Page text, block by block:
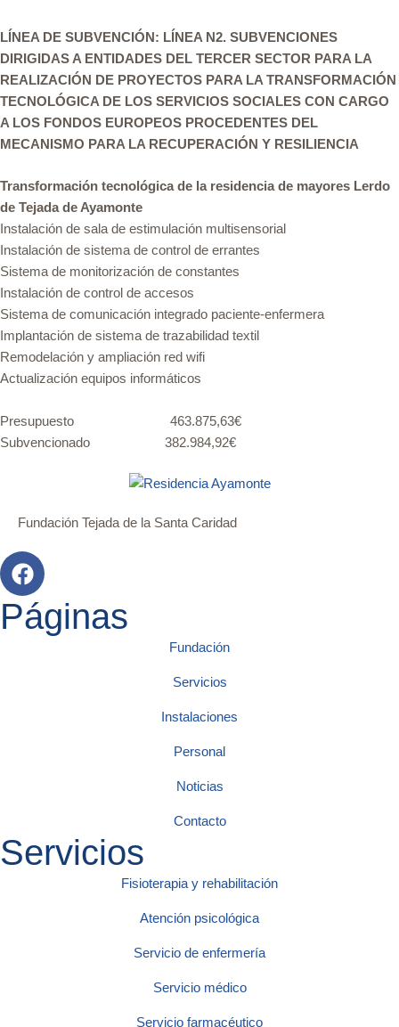
LÍNEA DE SUBVENCIÓN: LÍNEA N2. SUBVENCIONES
DIRIGIDAS A ENTIDADES DEL TERCER SECTOR PARA LA
REALIZACIÓN DE PROYECTOS PARA LA TRANSFORMACIÓN
TECNOLÓGICA DE LOS SERVICIOS SOCIALES CON CARGO
A LOS FONDOS EUROPEOS PROCEDENTES DEL
MECANISMO PARA LA RECUPERACIÓN Y RESILIENCIA
Transformación tecnológica de la residencia de mayores Lerdo
de Tejada de Ayamonte
Instalación de sala de estimulación multisensorial
Instalación de sistema de control de errantes
Sistema de monitorización de constantes
Instalación de control de accesos
Sistema de comunicación integrado paciente-enfermera
Implantación de sistema de trazabilidad textil
Remodelación y ampliación red wifi
Actualización equipos informáticos
Presupuesto 463.875,63€
Subvencionado 382.984,92€
Fundación Tejada de la Santa Caridad
Páginas
Fundación
Servicios
Instalaciones
Personal
Noticias
Contacto
Servicios
Fisioterapia y rehabilitación
Atención psicológica
Servicio de enfermería
Servicio médico
Servicio farmacéutico